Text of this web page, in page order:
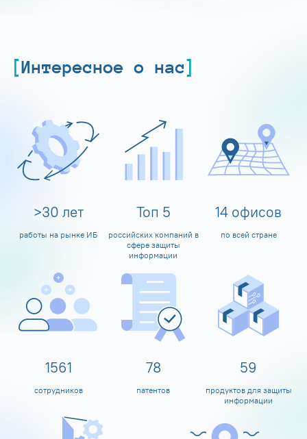
Интересное о нас
>30 лет
работы на рынке ИБ
Топ 5
российских компаний в
сфере защиты
информации
14 офисов
по всей стране
1600
сотрудников
80
патентов
60
продуктов для защиты
информации